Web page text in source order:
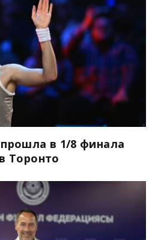
в 1/8 финала
Торонто